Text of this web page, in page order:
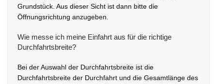
Grundstück. Aus dieser Sicht ist dann bitte die
Öffnungsrichtung anzugeben.
Wie messe ich meine Einfahrt aus für die richtige
Durchfahrtsbreite?
Bei der Auswahl der Durchfahrtsbreite ist die
Durchfahrtsbreite der Durchfahrt und die Gesamtlänge des